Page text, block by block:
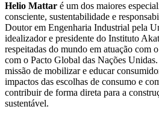
Helio Mattar é um dos maiores
consciente, sustentabilidade e
Doutor em Engenharia Industrial pela
idealizador e presidente do Instituto
respeitadas do mundo em atuação com
com o Pacto Global das Nações
missão de mobilizar e educar
impactos das escolhas de consumo e
contribuir de forma direta para a
sustentável.